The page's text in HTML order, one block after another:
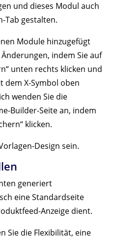
und dieses Modul auch
Tab gestalten.
Module hinzugefügt
indem Sie auf
unten rechts klicken und
dem X-Symbol oben
wenden Sie die
Builder-Seite an, indem
klicken.
Design sein.
generiert
eine Standardseite
Anzeige dient.
Sie die Flexibilität, eine